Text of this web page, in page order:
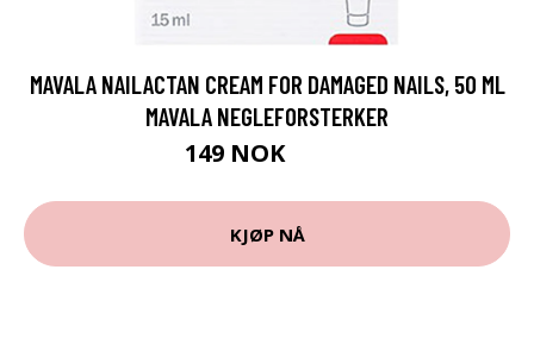
MAVALA NAILACTAN CREAM FOR DAMAGED NAILS, 50 ML
MAVALA NEGLEFORSTERKER
149 NOK
KJØP NÅ